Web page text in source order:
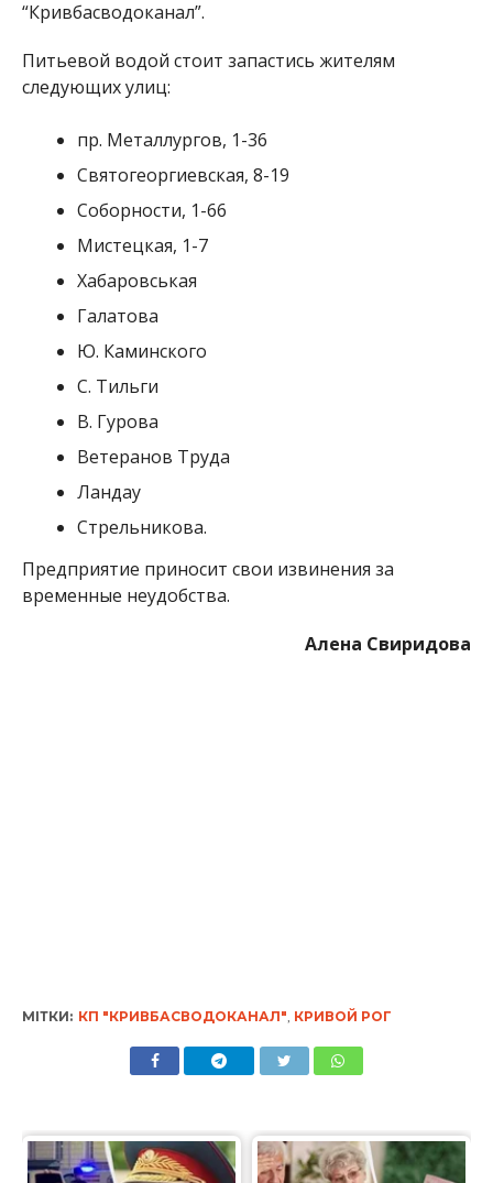
“Кривбасводоканал”.
Питьевой водой стоит запастись жителям
следующих улиц:
пр. Металлургов, 1-36
Святогеоргиевская, 8-19
Соборности, 1-66
Мистецкая, 1-7
Хабаровськая
Галатова
Ю. Каминского
С. Тильги
В. Гурова
Ветеранов Труда
Ландау
Стрельникова.
Предприятие приносит свои извинения за
временные неудобства.
Алена Свиридова
МІТКИ: КП "КРИВБАСВОДОКАНАЛ" КРИВОЙ РОГ